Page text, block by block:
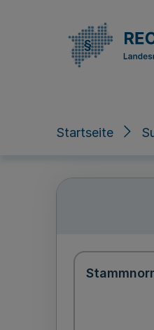
Startseite